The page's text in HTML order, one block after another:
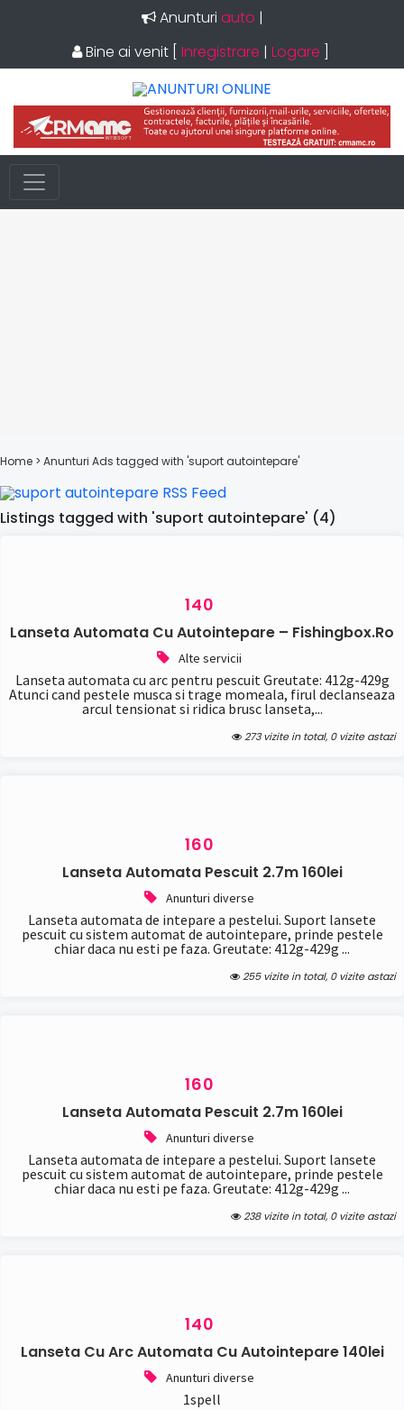
Anunturi auto |
Bine ai venit
Inregistrare | Logare
Home > Anunturi Ads tagged with 'suport autointepare'
Listings tagged with 'suport autointepare' (4)
140
Lanseta Automata Cu Autointepare – Fishingbox.ro
Alte servicii
Lanseta automata cu arc pentru pescuit Greutate: 412g-429g
Atunci cand pestele musca si trage momeala, firul declanseaza
arcul tensionat si ridica brusc lanseta,...
273 vizite in total, 0 vizite astazi
160
Lanseta Automata Pescuit 2.7m 160lei
Anunturi diverse
Lanseta automata de intepare a pestelui. Suport lansete
pescuit cu sistem automat de autointepare, prinde pestele
chiar daca nu esti pe faza. Greutate: 412g-429g ...
255 vizite in total, 0 vizite astazi
160
Lanseta Automata Pescuit 2.7m 160lei
Anunturi diverse
Lanseta automata de intepare a pestelui. Suport lansete
pescuit cu sistem automat de autointepare, prinde pestele
chiar daca nu esti pe faza. Greutate: 412g-429g ...
238 vizite in total, 0 vizite astazi
140
Lanseta Cu Arc Automata Cu Autointepare 140lei
Anunturi diverse
1spell